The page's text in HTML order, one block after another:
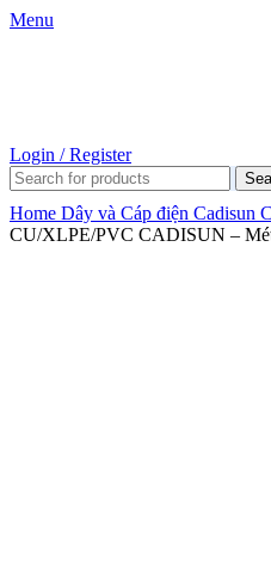
Menu
Login / Register
Home Dây và Cáp điện Cadisun
CU/XLPE/PVC CADISUN –